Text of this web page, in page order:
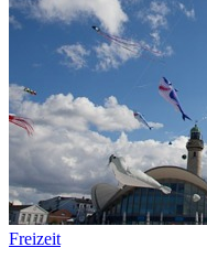
Freizeit